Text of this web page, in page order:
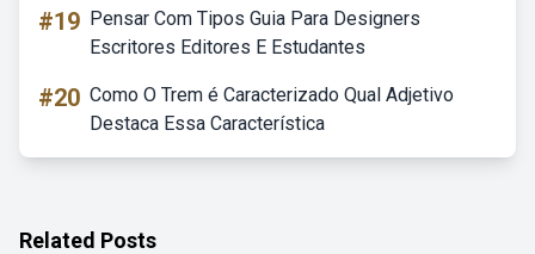
#19 Pensar Com Tipos Guia Para Designers
Escritores Editores E Estudantes
#20 Como O Trem é Caracterizado Qual Adjetivo
Destaca Essa Característica
Related Posts